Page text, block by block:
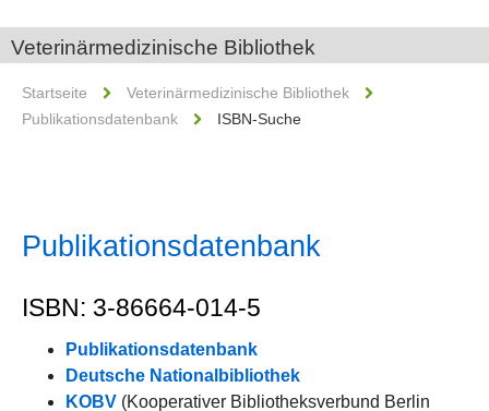
Veterinärmedizinische Bibliothek
Startseite
Veterinärmedizinische Bibliothek
Publikationsdatenbank
ISBN-Suche
Publikationsdatenbank
ISBN: 3-86664-014-5
Publikationsdatenbank
Deutsche Nationalbibliothek
KOBV (Kooperativer Bibliotheksverbund Berlin